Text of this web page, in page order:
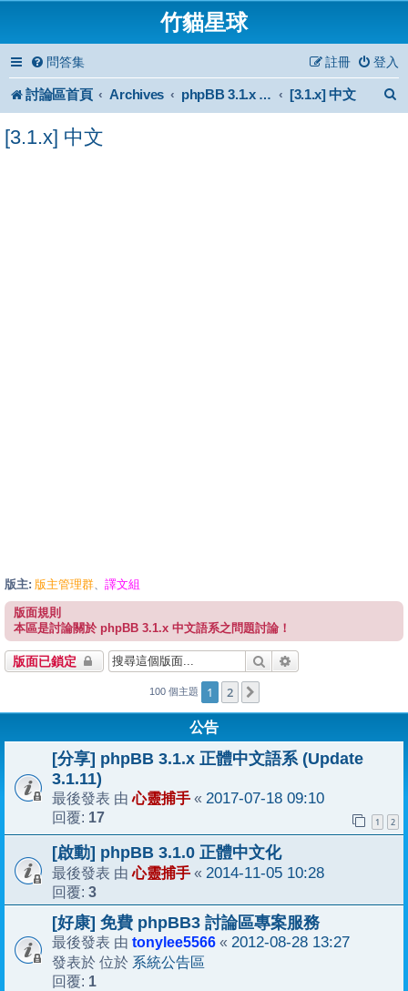
竹貓星球
問答集 登入
註冊
討論區首頁 Archives phpBB 3.1.x Forum Archive [3.1.x] 中文
[3.1.x] 中文
版主: 版主管理群、 譯文組
版面規則
本區是討論關於 phpBB 3.1.x 中文語系之問題討論！
版面已鎖定 搜尋
100 個主題 1 2
公告
[分享] phpBB 3.1.x 正體中文語系 (Update
3.1.11)
最後發表 由心靈捕手 « 2017-07-18 09:10
回覆: 17 1 2
[啟動] phpBB 3.1.0 正體中文化
最後發表 由心靈捕手 « 2014-11-05 10:28
回覆: 3
[好康] 免費 phpBB3 討論區專案服務
最後發表 由 tonylee5566 « 2012-08-28 13:27
發表於 位於 系統公告區
回覆: 1